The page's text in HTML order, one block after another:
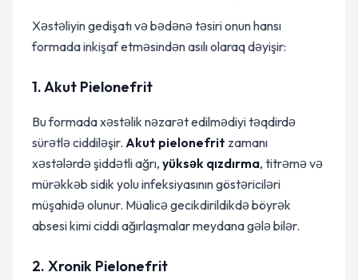
Xəstəliyin gedişatı və bədənə təsiri onun hansı
formada inkişaf etməsindən asılı olaraq dəyişir:
1. Akut Pielonefrit
Bu formada xəstəlik nəzarət edilmədiyi təqdirdə
sürətlə ciddiləşir. Akut pielonefrit zamanı
xəstələrdə şiddətli ağrı, yüksək qızdırma, titrəmə və
mürəkkəb sidik yolu infeksiyasının göstəriciləri
müşahidə olunur. Müalicə gecikdirildikdə böyrək
absesi kimi ciddi ağırlaşmalar meydana gələ bilər.
2. Xronik Pielonefrit